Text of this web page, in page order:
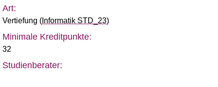
Art:
Vertiefung ( Informatik STD_23)
Minimale Kreditpunkte:
32
Studienberater: